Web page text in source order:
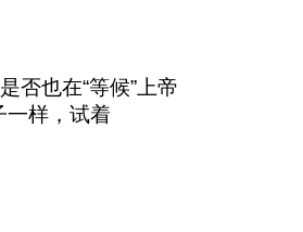
否也在“等候”上帝
一样，试着